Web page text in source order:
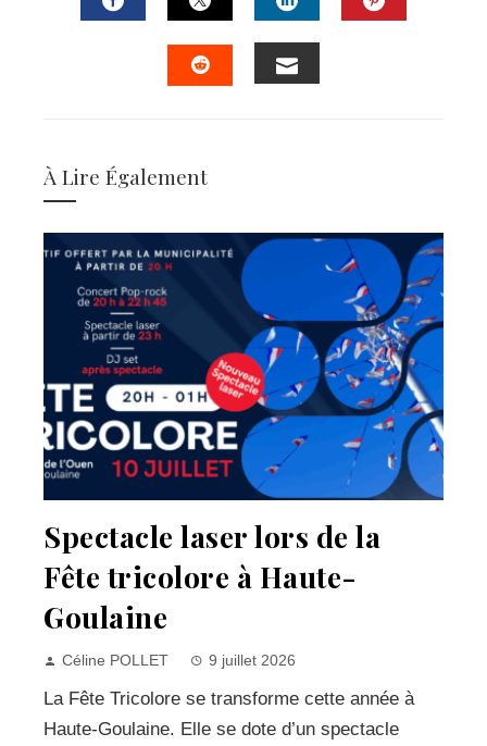
FACEBOOKTWITTERLINKEDIN
À Lire Également
Spectacle laser lors de la
Fête tricolore à Haute-
Goulaine
Céline POLLET 9 juillet 2026
La Fête Tricolore se transforme cette année à
Haute-Goulaine. Elle se dote d’un spectacle